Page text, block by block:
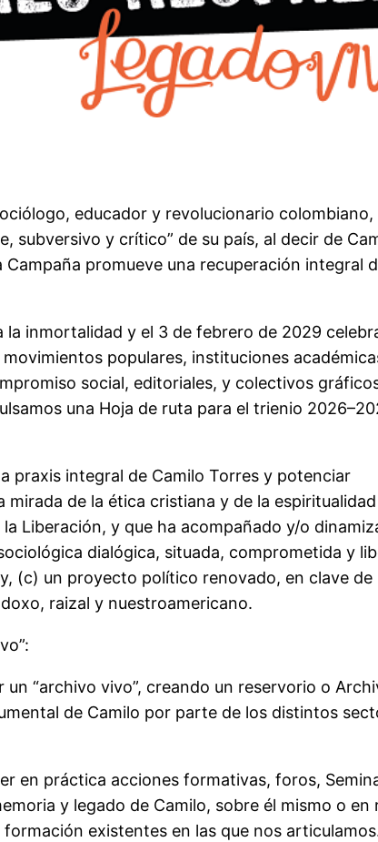
educador y revolucionario
subversivo y crítico” de su país, al decir de
promueve una recuperación integral
inmortalidad y el 3 de febrero de 2029
populares, instituciones
social, editoriales, y colectivos
una Hoja de ruta para el trienio
praxis integral de Camilo Torres y potenciar
de la ética cristiana y de la espiritualidad
Liberación, y que ha acompañado y/o
dialógica, situada, comprometida y
(c) un proyecto político renovado, en clave de
raizal y nuestroamericano.
“archivo vivo”, creando un reservorio o
de Camilo por parte de los distintos
en práctica acciones formativas, foros,
y legado de Camilo, sobre él mismo o en
existentes en las que nos